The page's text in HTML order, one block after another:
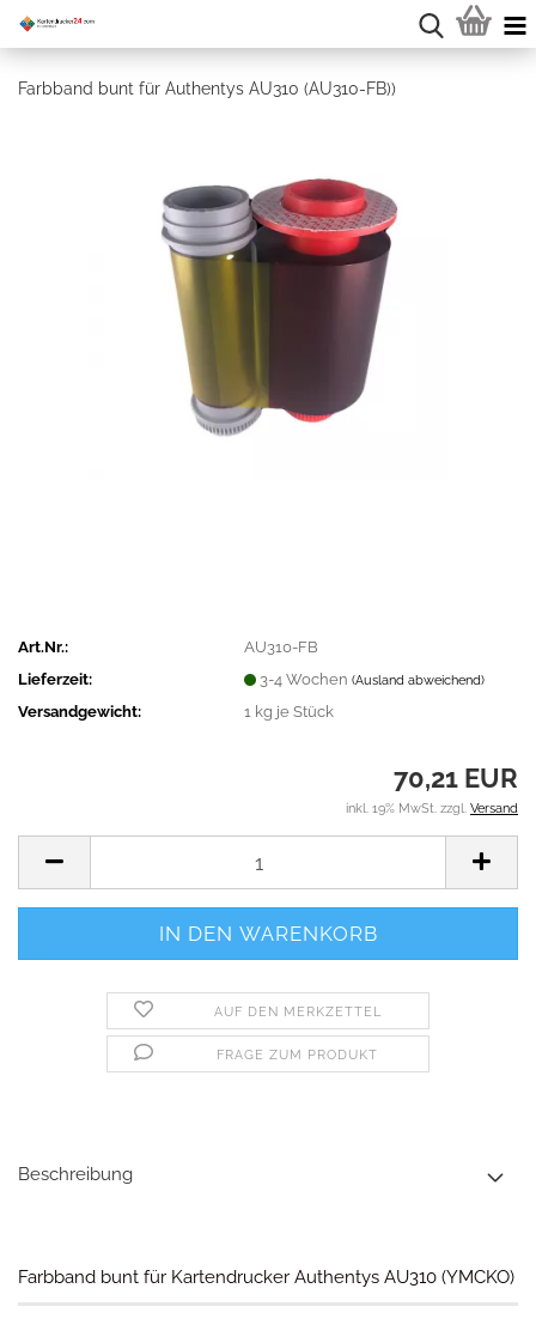
Farbband bunt für Authentys AU310 (AU310-FB))
Art.Nr.:
AU310-FB
Lieferzeit:
3-4 Wochen(Ausland abweichend)
Versandgewicht: 1 kg je Stück
70,21 EUR
inkl. 19% MwSt. zzgl. Versand
AUF DEN MERKZETTEL
FRAGE ZUM PRODUKT
Beschreibung
Farbband bunt für Kartendrucker Authentys AU310 (YMCKO)